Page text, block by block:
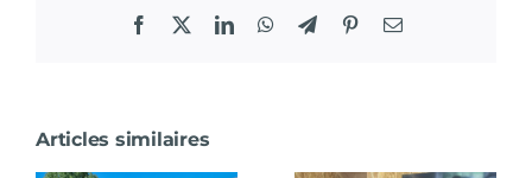
Facebook LinkedInWhatsApp
TelegramPinterestEmail
Articles similaires